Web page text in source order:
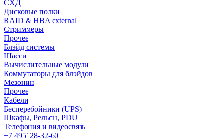
СХД
Дисковые полки
RAID & HBA external
Стриммеры
Прочее
Блэйд системы
Шасси
Вычислительные модули
Коммутаторы для блэйдов
Мезонин
Прочее
Кабели
Бесперебойники (UPS)
Шкафы, Рельсы, PDU
Телефония и видеосвязь
+7 495128-32-60